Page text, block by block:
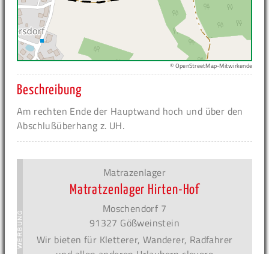
© OpenStreetMap-Mitwirkende
Beschreibung
Am rechten Ende der Hauptwand hoch und über den
Abschlußüberhang z. UH.
Matrazenlager
Matratzenlager Hirten-Hof
Moschendorf 7
91327 Gößweinstein
Wir bieten für Kletterer, Wanderer, Radfahrer